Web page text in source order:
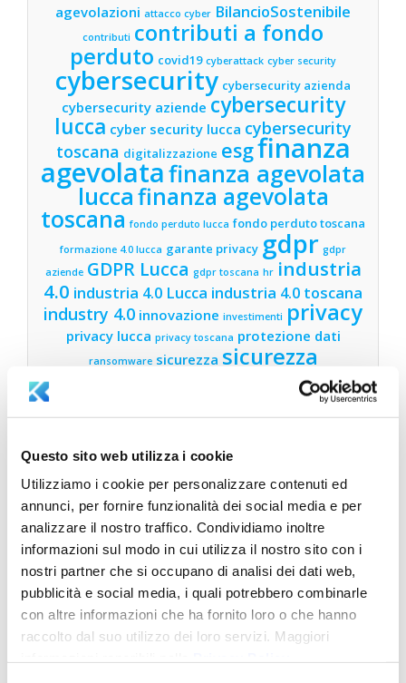
Questo sito web utilizza i cookie
Utilizziamo i cookie per personalizzare contenuti ed
annunci, per fornire funzionalità dei social media e per
analizzare il nostro traffico. Condividiamo inoltre
informazioni sul modo in cui utilizza il nostro sito con i
nostri partner che si occupano di analisi dei dati web,
pubblicità e social media, i quali potrebbero combinarle
con altre informazioni che ha fornito loro o che hanno
raccolto dal suo utilizzo dei loro servizi. Maggiori
agevolazioni attacco cyber BilancioSostenibile
contributi contributi a fondo
perduto covid19 cyberattack cyber security
cybersecurity cybersecurity azienda
cybersecurity aziende cybersecurity
lucca cyber security lucca cybersecurity
toscana digitalizzazione esgfinanza
agevolatafinanza agevolata
luccafinanza agevolata
toscana fondo perduto lucca fondo perduto toscana
formazione 4.0 lucca garante privacy gdpr gdpr
aziende GDPR Lucca gdpr toscana hr industria
4.0 industria 4.0 Lucca industria 4.0 toscana
industry 4.0 innovazione investimenti privacy
privacy lucca privacy toscana protezione dati
ransomware sicurezza sicurezza
sicurezza informatica
aziendale
sicurezza informatica lucca
sicurezza informatica toscana
sostenibilità
LATEST NEWS
Legge 132/2025: governance intelligenza
artificiale in Italia Ottobre 15, 2025
Adeguarsi alla Direttiva NIS2: Come proteggere
la tua azienda con Aksilia Suite e Cerbeyra Luglio
16, 2025